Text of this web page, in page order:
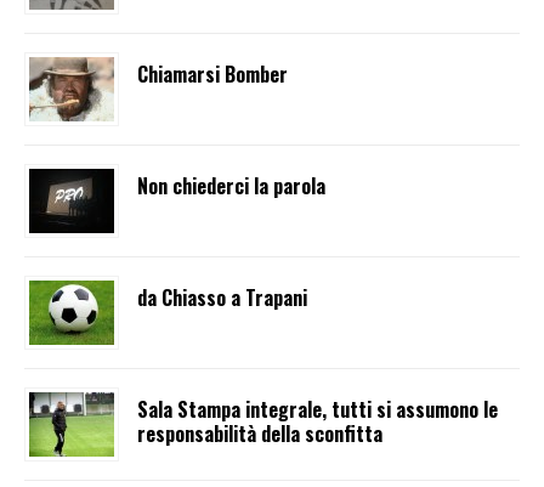
Chiamarsi Bomber
Non chiederci la parola
da Chiasso a Trapani
Sala Stampa integrale, tutti si assumono le
responsabilità della sconfitta